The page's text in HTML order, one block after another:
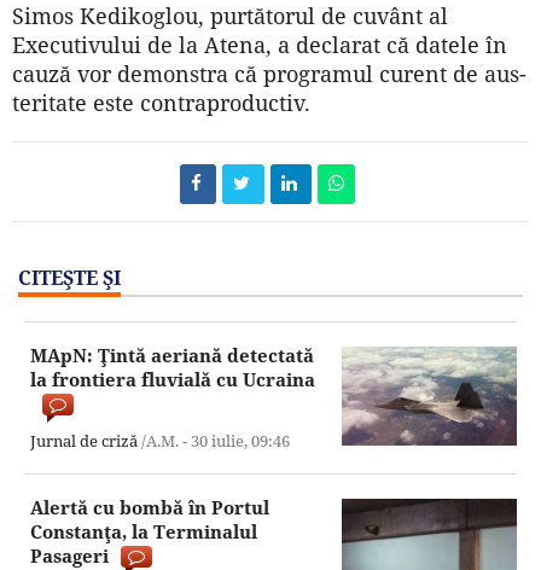
Simos Kedikoglou, purtătorul de cuvânt al
Executivului de la Atena, a declarat că datele în
cauză vor demonstra că programul curent de aus-
teritate este contraproductiv.
CITEŞTE ŞI
MApN: Ţintă aeriană detectată
la frontiera fluvială cu Ucraina
Jurnal de criză/A.M. - 30 iulie,09:46
Alertă cu bombă în Portul
Constanţa, la Terminalul
Pasageri